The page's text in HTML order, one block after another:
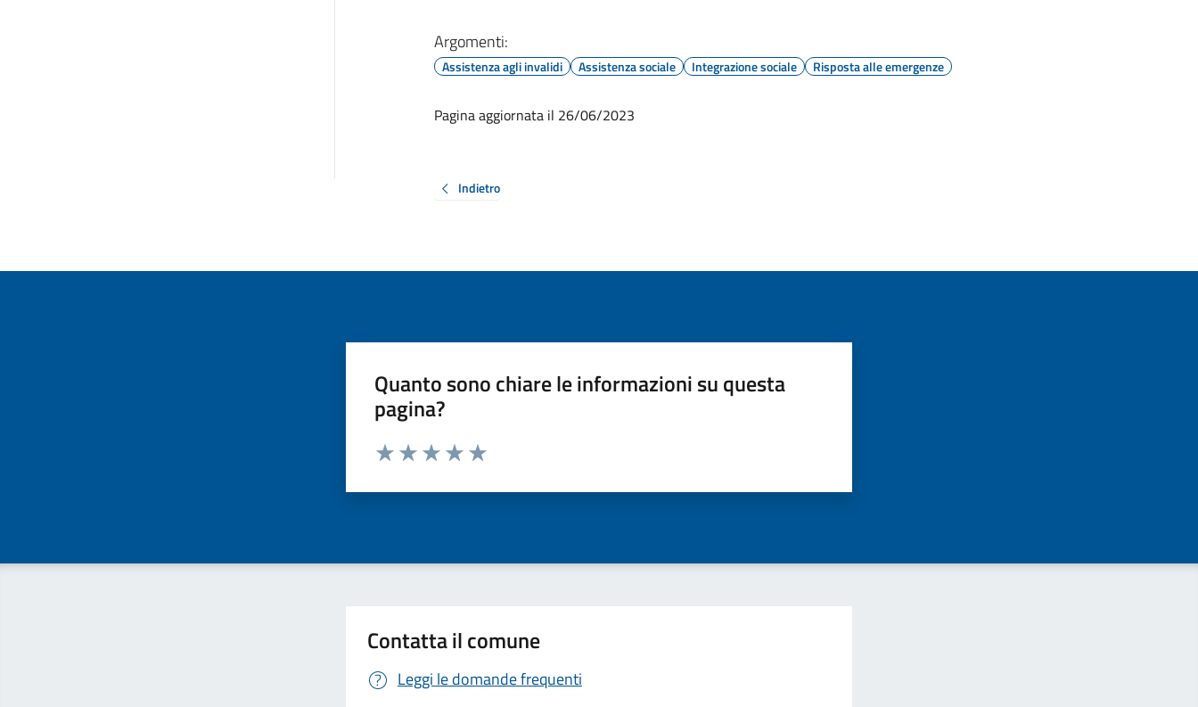
Argomenti:
Assistenza agli invalidi Assistenza sociale Integrazione sociale Risposta alle emergenze
Pagina aggiornata il 26/06/2023
Indietro
Quanto sono chiare le informazioni su questa
pagina?
Valuta da 1 a 5 stelle la pagina
Contatta il comune
Leggi le domande frequenti